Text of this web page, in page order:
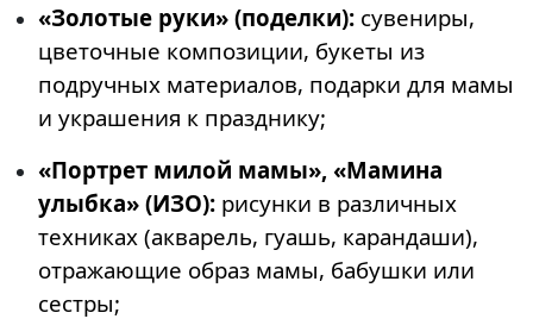
«Золотые руки» (поделки): сувениры,
цветочные композиции, букеты из
подручных материалов, подарки для мамы
и украшения к празднику;
«Портрет милой мамы», «Мамина
улыбка» (ИЗО): рисунки в различных
техниках (акварель, гуашь, карандаши),
отражающие образ мамы, бабушки или
сестры;